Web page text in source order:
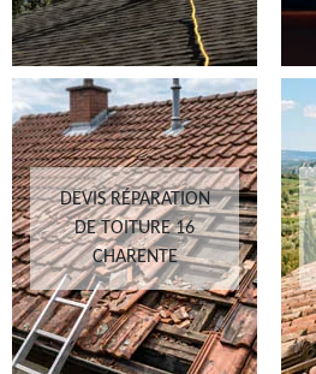
DEVIS RÉPARATION
DE TOITURE 16
CHARENTE